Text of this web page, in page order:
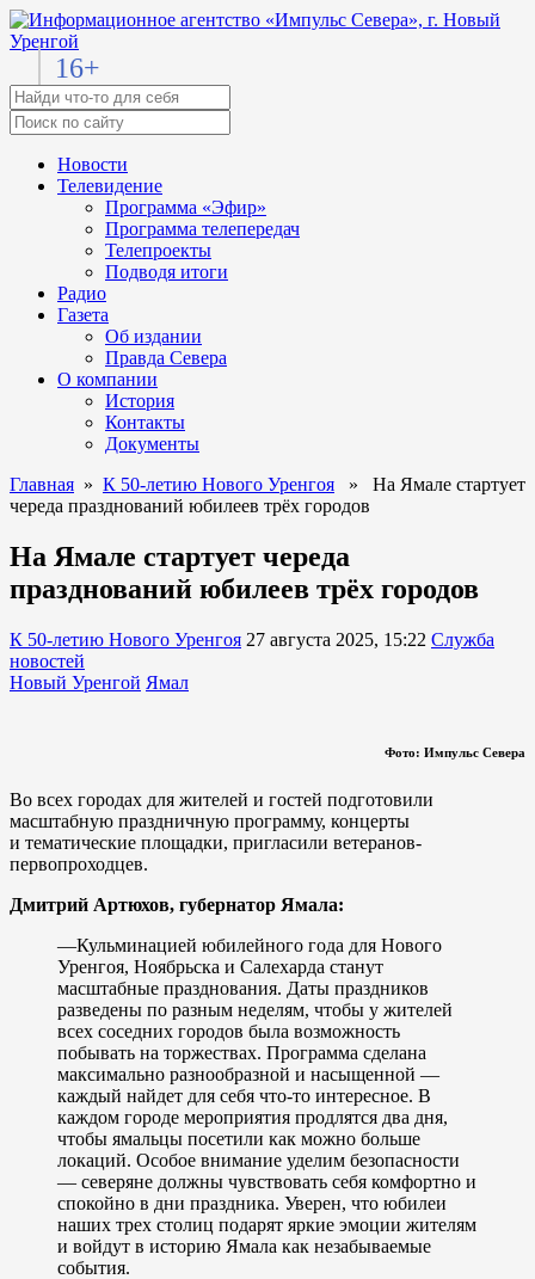
16+
Новости
Телевидение
Программа «Эфир»
Программа телепередач
Телепроекты
Подводя итоги
Радио
Газета
Об издании
Правда Севера
О компании
История
Контакты
Документы
Главная » К 50-летию Нового Уренгоя » На Ямале стартует
череда празднований юбилеев трёх городов
На Ямале стартует череда
празднований юбилеев трёх городов
К 50-летию Нового Уренгоя 27 августа 2025, 15:22 Служба
новостей
Новый Уренгой Ямал
Фото: Импульс Севера
Во всех городах для жителей и гостей подготовили
масштабную праздничную программу, концерты
и тематические площадки, пригласили ветеранов-
первопроходцев.
Дмитрий Артюхов, губернатор Ямала:
—Кульминацией юбилейного года для Нового
Уренгоя, Ноябрьска и Салехарда станут
масштабные празднования. Даты праздников
разведены по разным неделям, чтобы у жителей
всех соседних городов была возможность
побывать на торжествах. Программа сделана
максимально разнообразной и насыщенной —
каждый найдет для себя что-то интересное. В
каждом городе мероприятия продлятся два дня,
чтобы ямальцы посетили как можно больше
локаций. Особое внимание уделим безопасности
— северяне должны чувствовать себя комфортно и
спокойно в дни праздника. Уверен, что юбилеи
наших трех столиц подарят яркие эмоции жителям
и войдут в историю Ямала как незабываемые
события.